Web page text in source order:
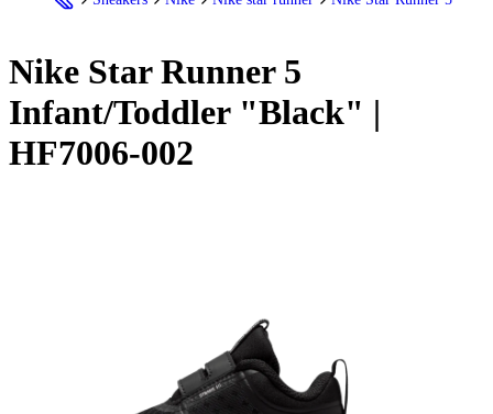
Nike Star Runner 5
Infant/Toddler "Black" |
HF7006-002